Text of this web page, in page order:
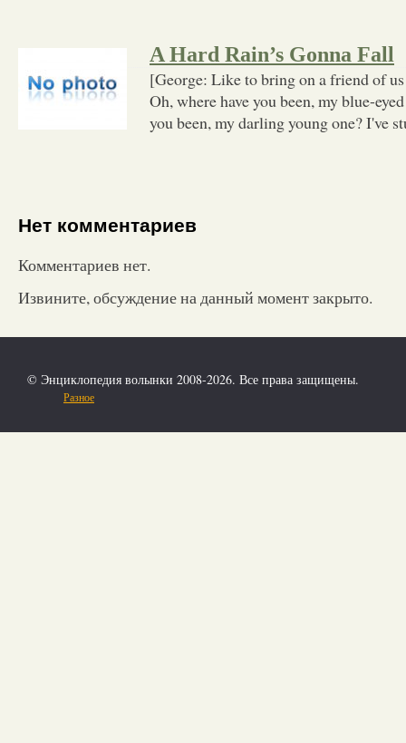
A Hard Rain’s Gonna Fall
[George: Like to bring on a friend of
Oh, where have you been, my blue-
you been, my darling young one? I've
Нет комментариев
Комментариев нет.
Извините, обсуждение на данный момент закрыто.
© Энциклопедия волынки 2008-2026. Все права защищены.
Разное